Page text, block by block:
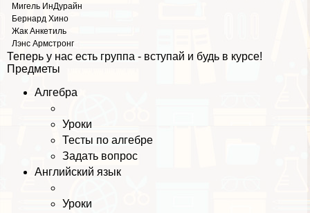
Мигель ИнДypaйн
Бернард Хино
Жак Анкетиль
Лэнс Армстронг
Теперь у нас есть группа - вступай и будь в курсе!
Предметы
Алгебра
Уроки
Тесты по алгебре
Задать вопрос
Английский язык
Уроки